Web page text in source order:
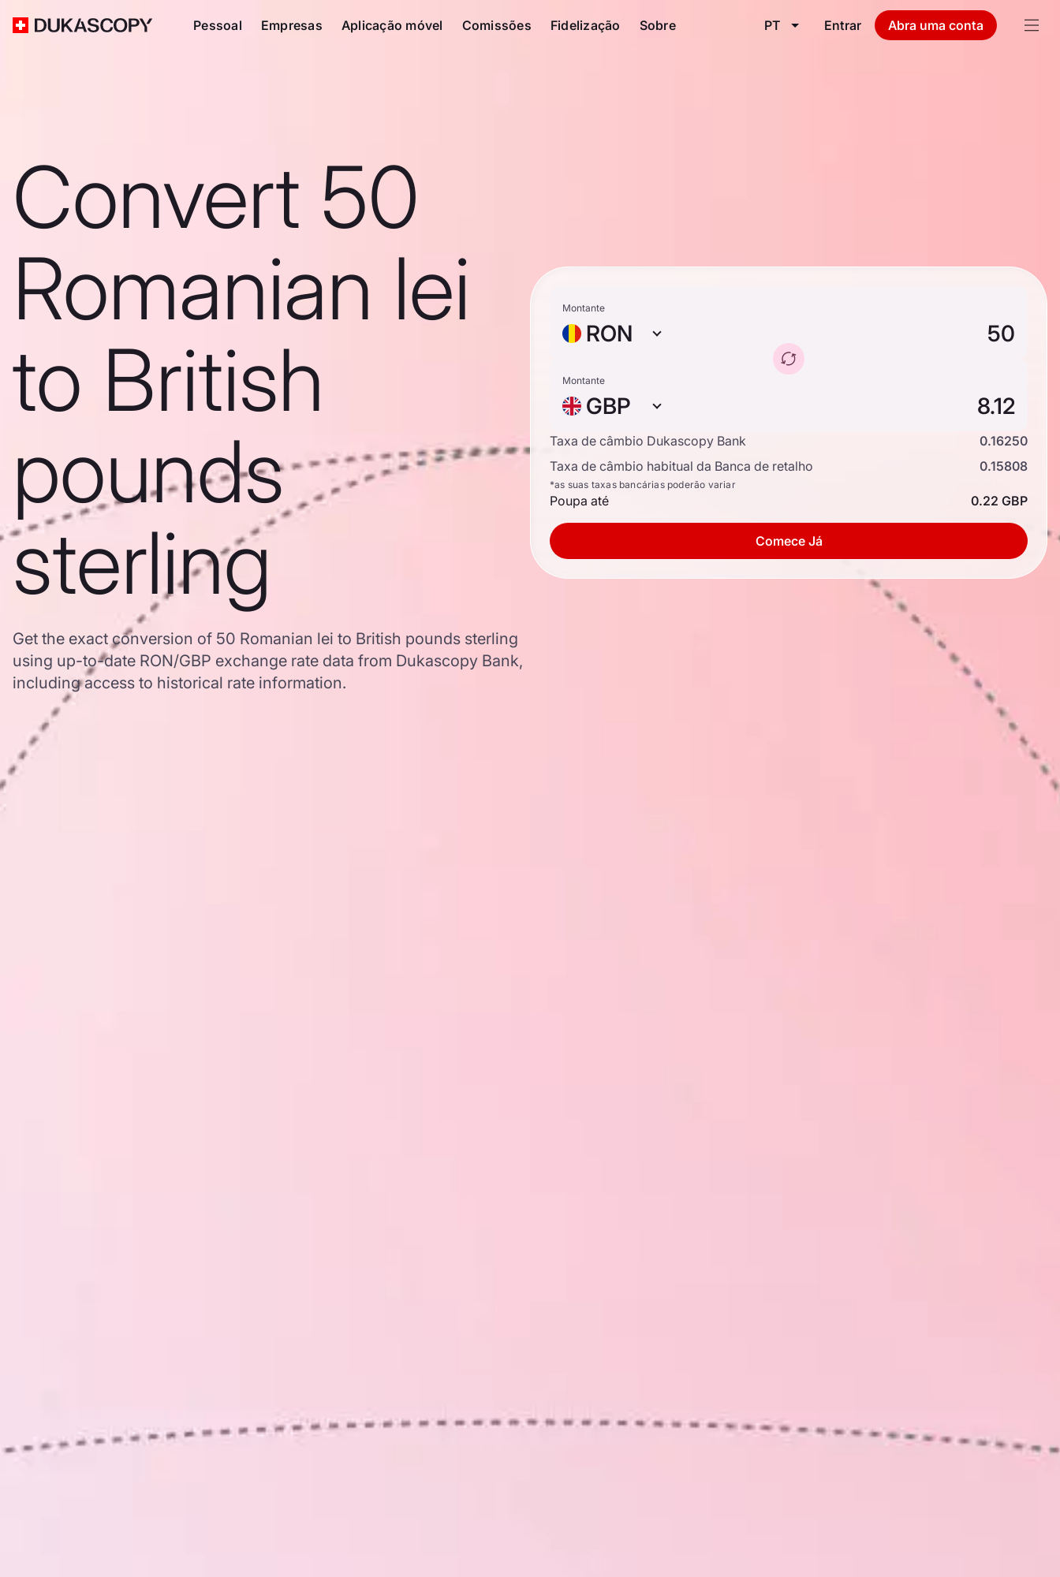
Pessoal Empresas Aplicação móvel Comissões Fidelização Sobre PT Entrar Abra uma conta
Convert 50
Romanian lei
to British
pounds
sterling
Get the exact conversion of 50 Romanian lei to British pounds sterling
using up-to-date RON/GBP exchange rate data from Dukascopy Bank,
including access to historical rate information.
Montante
RON
Montante
GBP
Taxa de câmbio Dukascopy Bank
0.16250
Taxa de câmbio habitual da Banca de retalho
0.15808
*as suas taxas bancárias poderão variar
Poupa até 0.22 GBP
Comece Já